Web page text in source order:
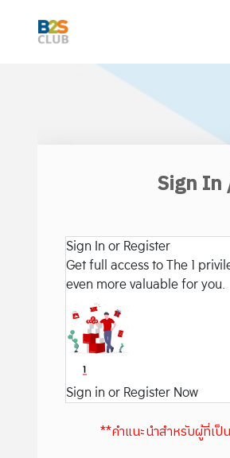
Sign In
Sign In or Register
Get full access to The 1
even more valuable for you.
Sign in or Register Now
**คำแนะนำสำหรับผู้ที่เ